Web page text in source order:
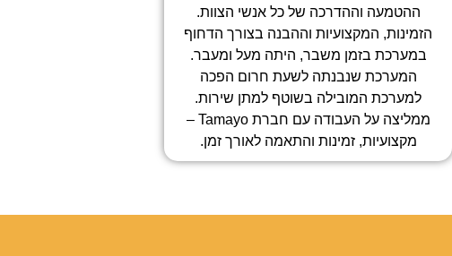
ההטמעה וההדרכה של כל אנשי הצוות.
הזמינות, המקצועיות וההבנה בצורך הדחוף
במערכת בזמן משבר, היתה מעל ומעבר.
המערכת שנבנתה לשעת חרום הפכה
למערכת המובילה בשוטף למתן שירות.
ממליצה על העבודה עם חברת Tamayo –
מקצועיות, זמינות והתאמה לאורך זמן.